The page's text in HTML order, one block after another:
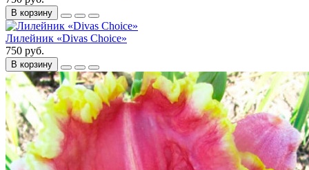
В корзину
Лилейник «Divas Choice»
750 руб.
В корзину